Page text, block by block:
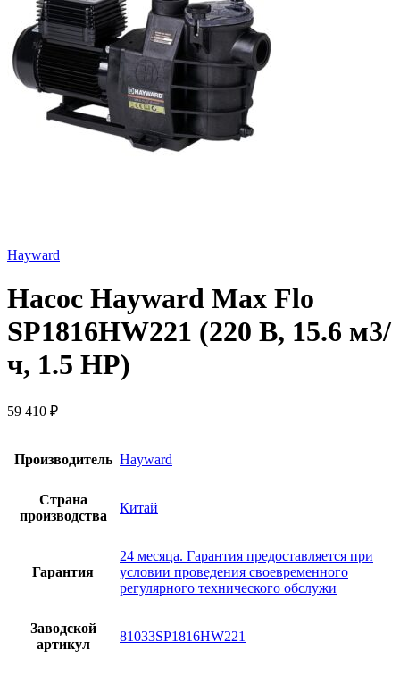
Hayward
Насос Hayward Max Flo
SP1816HW221 (220 В, 15.6 м3/
ч, 1.5 HP)
59 410 ₽
Производитель Hayward
Страна
производства
Китай
Гарантия
24 месяца. Гарантия предоставляется при
условии проведения своевременного
регулярного технического обслужи
Заводской
артикул
81033SP1816HW221